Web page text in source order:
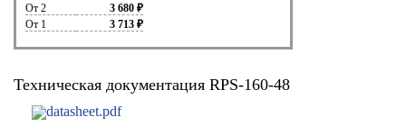
От 2
3 680 ₽
От 1
3 713 ₽
Техническая документация RPS-160-48
datasheet.pdf